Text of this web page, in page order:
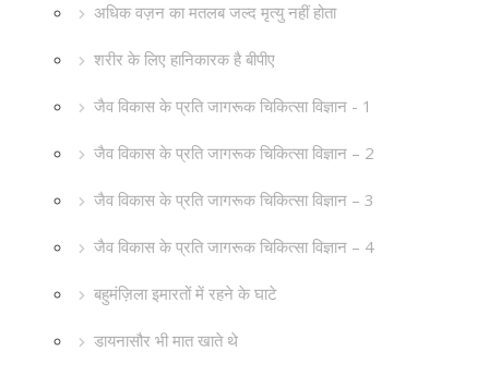
अधिक वज़न का मतलब जल्द मृत्यु नहीं होता
शरीर के लिए हानिकारक है बीपीए
जैव विकास के प्रति जागरूक चिकित्सा विज्ञान - 1
जैव विकास के प्रति जागरूक चिकित्सा विज्ञान – 2
जैव विकास के प्रति जागरूक चिकित्सा विज्ञान – 3
जैव विकास के प्रति जागरूक चिकित्सा विज्ञान – 4
बहुमंज़िला इमारतों में रहने के घाटे
डायनासौर भी मात खाते थे